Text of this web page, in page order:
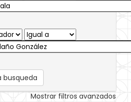
busqueda
Mostrar filtros avanzados